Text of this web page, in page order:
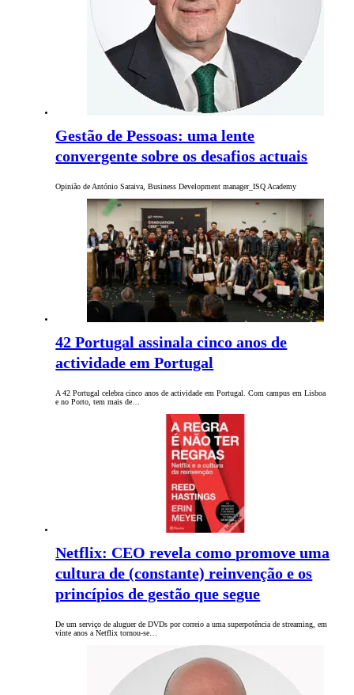
Gestão de Pessoas: uma lente
convergente sobre os desafios actuais
Opinião de António Saraiva, Business Development manager_ISQ Academy
42 Portugal assinala cinco anos de
actividade em Portugal
A 42 Portugal celebra cinco anos de actividade em Portugal. Com campus em Lisboa
e no Porto, tem mais de…
Netflix: CEO revela como promove uma
cultura de (constante) reinvenção e os
princípios de gestão que segue
De um serviço de aluguer de DVDs por correio a uma superpotência de streaming, em
vinte anos a Netflix tornou-se…